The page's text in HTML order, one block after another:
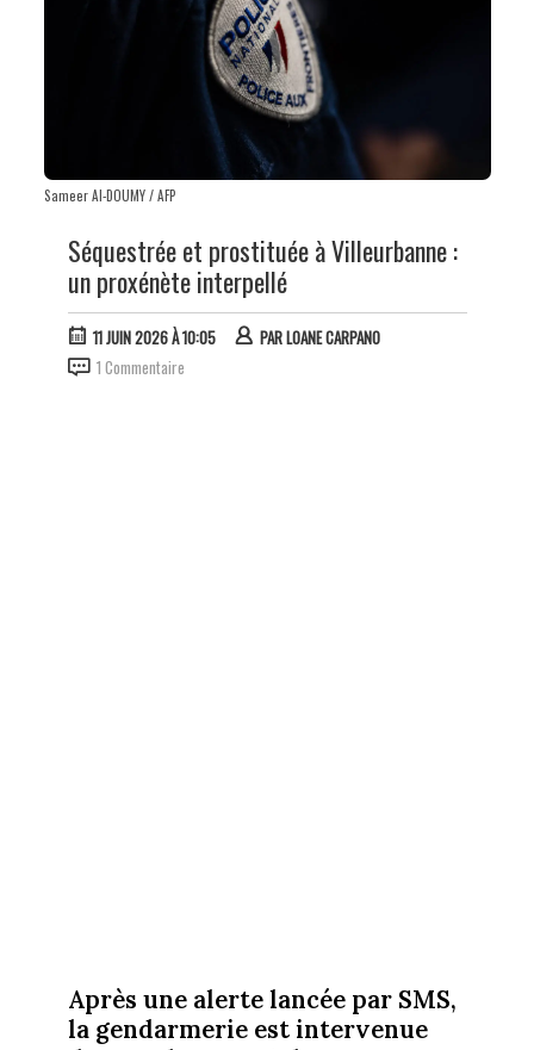
Sameer Al-DOUMY / AFP
Séquestrée et prostituée à Villeurbanne :
un proxénète interpellé
11 JUIN 2026 À 10:05 PARLOANE CARPANO
1 Commentaire
Après une alerte lancée par SMS,
la gendarmerie est intervenue